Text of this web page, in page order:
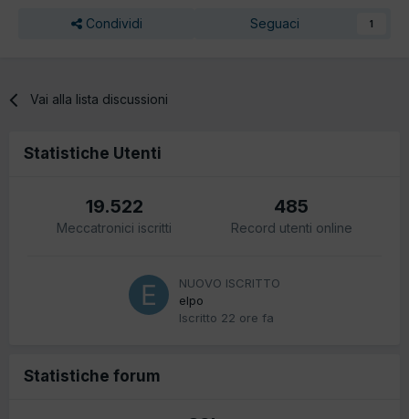
Condividi Seguaci 1
Vai alla lista discussioni
Statistiche Utenti
19.522
Meccatronici iscritti
485
Record utenti online
NUOVO ISCRITTO
elpo
Iscritto 22 ore fa
Statistiche forum